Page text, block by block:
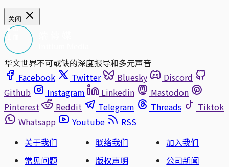
关闭
华文世界不可或缺的深度报导和多元声音
Facebook
Twitter Bluesky
Discord
Github
Instagram Linkedin
Mastodon
Pinterest
Reddit Telegram Threads
Tiktok
Whatsapp
Youtube
RSS
关于我们
联络我们
加入我们
常见问题
版权声明
公司新闻